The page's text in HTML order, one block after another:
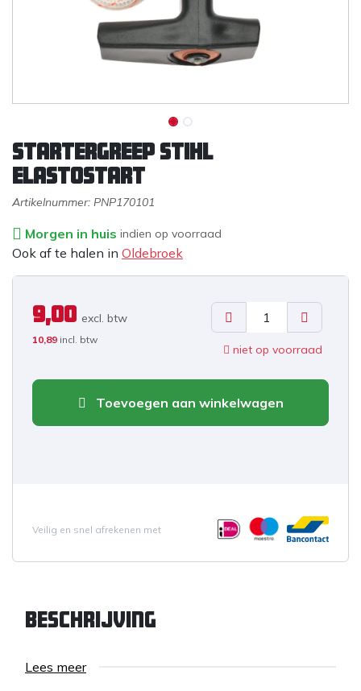
Startergreep Stihl
elastostart
Artikelnummer: PNP170101
Morgen in huis indien op voorraad
Ook af te halen in Oldebroek
9,00 excl. btw
10,89 incl. btw
niet op voorraad
Toevoegen aan winkelwagen
Veilig en snel afrekenen met
Beschrijving
Lees meer